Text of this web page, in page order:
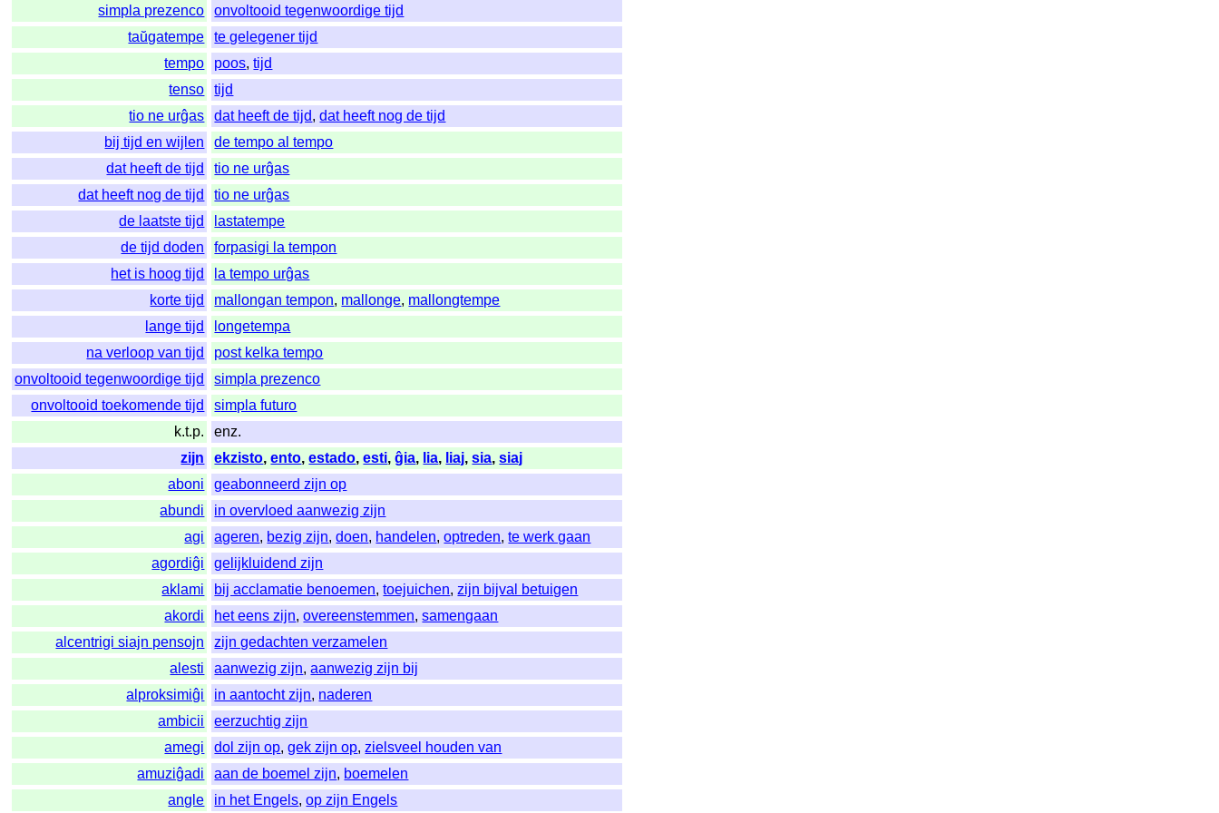
simpla prezenco
onvoltooid tegenwoordige tijd
taŭgatempe
te gelegener tijd
tempo
poos,tijd
tenso
tijd
tio ne urĝas
dat heeft de tijd,dat heeft nog de tijd
bij tijd en wijlen
de tempo al tempo
dat heeft de tijd
tio ne urĝas
dat heeft nog de tijd
tio ne urĝas
de laatste tijd
lastatempe
de tijd doden
forpasigi la tempon
het is hoog tijd
la tempo urĝas
korte tijd
mallongan tempon, mallonge, mallongtempe
lange tijd
longetempa
na verloop van tijd
post kelka tempo
onvoltooid tegenwoordige tijd
simpla prezenco
onvoltooid toekomende tijd
simpla futuro
k.t.p.
enz.
zijn
ekzisto,ento,estado,esti,ĝia, lia, liaj,sia,siaj
aboni
geabonneerd zijn op
abundi
in overvloed aanwezig zijn
agi
ageren, bezig zijn,doen, handelen,optreden,te werk gaan
agordiĝi
gelijkluidend zijn
aklami
bij acclamatie benoemen,toejuichen,zijn bijval betuigen
akordi
het eens zijn,overeenstemmen,samengaan
alcentrigi siajn pensojn
zijn gedachten verzamelen
alesti
aanwezig zijn,aanwezig zijn bij
alproksimiĝi
in aantocht zijn, naderen
ambicii
eerzuchtig zijn
amegi
dol zijn op,gek zijn op,zielsveel houden van
amuziĝadi
aan de boemel zijn, boemelen
angle
in het Engels,op zijn Engels